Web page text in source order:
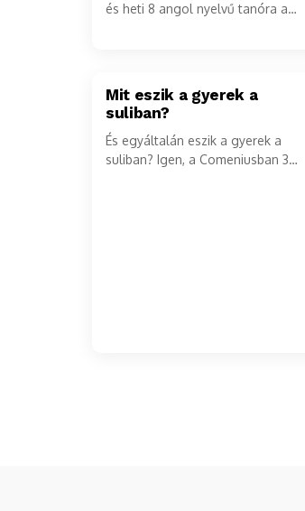
és heti 8 angol nyelvű tanóra a
Mit eszik a gyerek a
suliban?
És egyáltalán eszik a gyerek a
suliban? Igen, a Comeniusban 3